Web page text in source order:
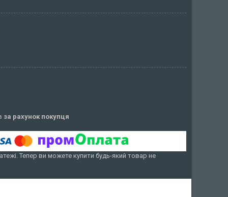
за рахунок покупця
Тепер ви можете купити будь-який товар не